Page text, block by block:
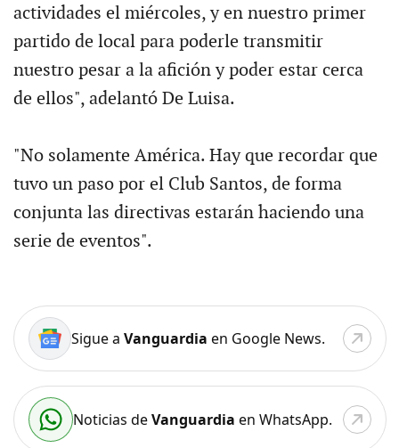
actividades el miércoles, y en nuestro primer
partido de local para poderle transmitir
nuestro pesar a la afición y poder estar cerca
de ellos", adelantó De Luisa.
"No solamente América. Hay que recordar que
tuvo un paso por el Club Santos, de forma
conjunta las directivas estarán haciendo una
serie de eventos".
Sigue a Vanguardia en Google News.
Noticias deVanguardia en WhatsApp.